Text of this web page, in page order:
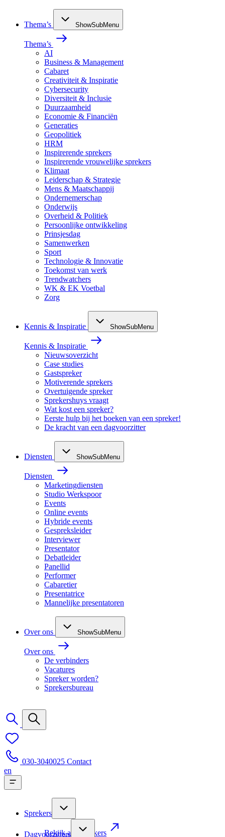
Thema’s ShowSubMenu
Thema’s
AI
Business & Management
Cabaret
Creativiteit & Inspiratie
Cybersecurity
Diversiteit & Inclusie
Duurzaamheid
Economie & Financiën
Generaties
Geopolitiek
HRM
Inspirerende sprekers
Inspirerende vrouwelijke sprekers
Klimaat
Leiderschap & Strategie
Mens & Maatschappij
Ondernemerschap
Onderwijs
Overheid & Politiek
Persoonlijke ontwikkeling
Prinsjesdag
Samenwerken
Sport
Technologie & Innovatie
Toekomst van werk
Trendwatchers
WK & EK Voetbal
Zorg
Kennis & Inspiratie ShowSubMenu
Kennis & Inspiratie
Nieuwsoverzicht
Case studies
Gastspreker
Motiverende sprekers
Overtuigende spreker
Sprekershuys vraagt
Wat kost een spreker?
Eerste hulp bij het boeken van een spreker!
De kracht van een dagvoorzitter
Diensten ShowSubMenu
Diensten
Marketingdiensten
Studio Werkspoor
Events
Online events
Hybride events
Gespreksleider
Interviewer
Presentator
Debatleider
Panellid
Performer
Cabaretier
Presentatrice
Mannelijke presentatoren
Over ons ShowSubMenu
Over ons
De verbinders
Vacatures
Spreker worden?
Sprekersbureau
030-3040025 Contact
en
Sprekers
Bekijk alle sprekers
Dagvoorzitters